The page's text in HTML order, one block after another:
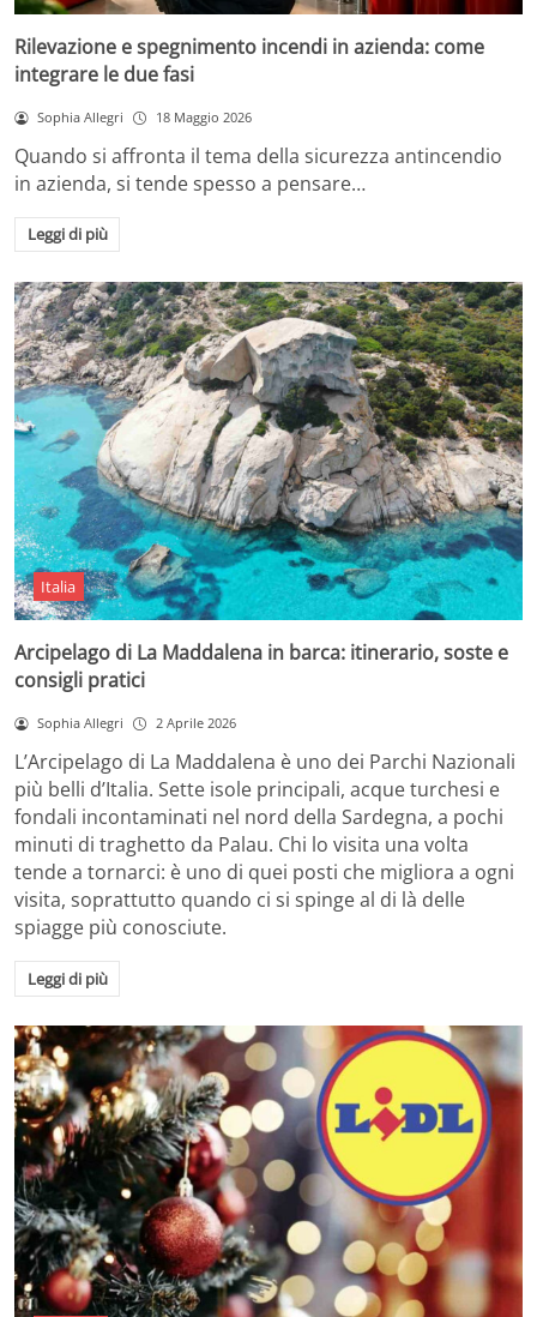
Rilevazione e spegnimento incendi in azienda: come
integrare le due fasi
Sophia Allegri 18 Maggio 2026
Quando si affronta il tema della sicurezza antincendio
in azienda, si tende spesso a pensare…
Leggi di più
Italia
Arcipelago di La Maddalena in barca: itinerario, soste e
consigli pratici
Sophia Allegri 2 Aprile 2026
L’Arcipelago di La Maddalena è uno dei Parchi Nazionali
più belli d’Italia. Sette isole principali, acque turchesi e
fondali incontaminati nel nord della Sardegna, a pochi
minuti di traghetto da Palau. Chi lo visita una volta
tende a tornarci: è uno di quei posti che migliora a ogni
visita, soprattutto quando ci si spinge al di là delle
spiagge più conosciute.
Leggi di più